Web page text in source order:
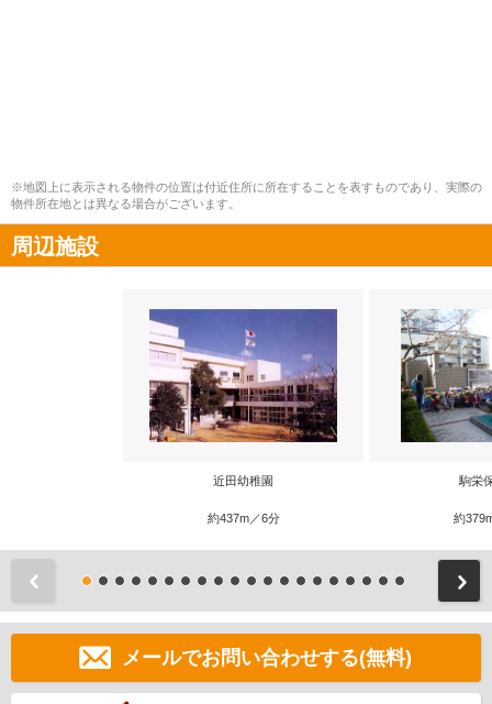
※地図上に表示される物件の位置は付近住所に所在することを表すものであり、実際の
物件所在地とは異なる場合がございます。
周辺施設
近田幼稚園
約437m／6分
駒栄
約
メールでお問い合わせする(無料)